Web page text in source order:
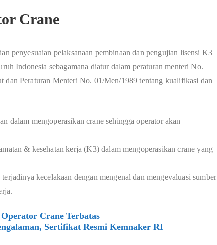
Crane
penyesuaian pelaksanaan pembinaan dan pengujian lisensi K3
Indonesia sebagamana diatur dalam peraturan menteri No.
dan Peraturan Menteri No. 01/Men/1989 tentang kualifikasi dan
dalam mengoperasikan crane sehingga operator akan
& kesehatan kerja (K3) dalam mengoperasikan crane yang
kecelakaan dengan mengenal dan mengevaluasi sumber
Crane Terbatas
Sertifikat Resmi Kemnaker RI